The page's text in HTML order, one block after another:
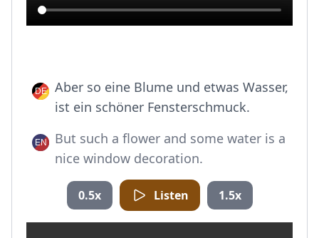
Aber so eine Blume und etwas Wasser,
ist ein schöner Fensterschmuck.
But such a flower and some water is a
nice window decoration.
0.5x Listen 1.5x